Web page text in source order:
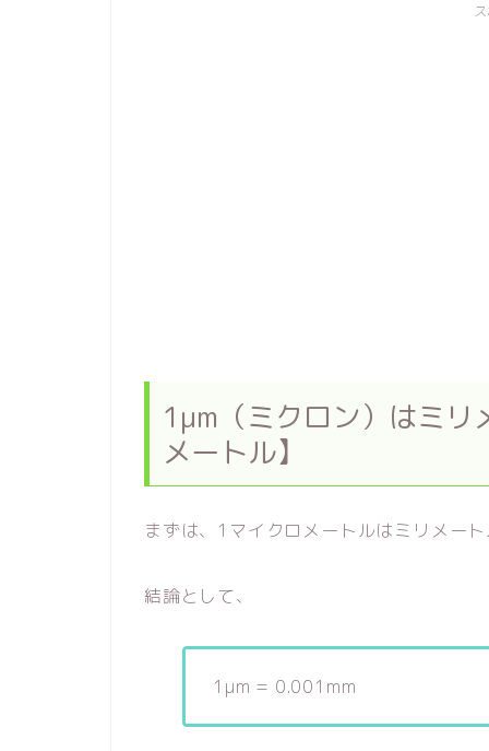
1μm（ミクロン）はミ
メートル】
まずは、1マイクロメートルはミリメー
結論として、
1μm = 0.001mm